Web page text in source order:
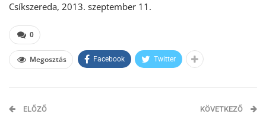
Csíkszereda, 2013. szeptember 11.
0
Megosztás Facebook Twitter
ELŐZŐ KÖVETKEZŐ